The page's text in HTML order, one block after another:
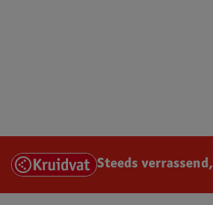
Steeds